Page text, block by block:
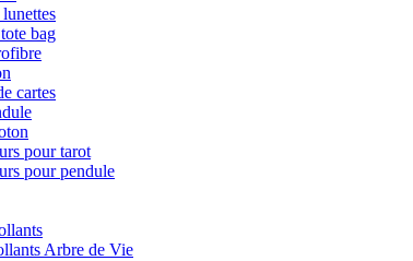
bag
cartes
pour tarot
pour pendule
Arbre de Vie